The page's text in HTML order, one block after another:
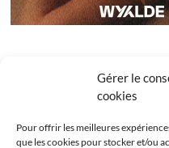
Gérer le
cookies
Pour offrir les meilleures
que les cookies pour stocker et/ou